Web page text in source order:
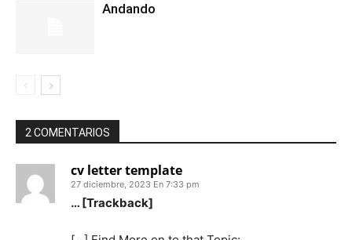
Andando
2 COMENTARIOS
cv letter template
27 diciembre, 2023 En 7:33 pm
… [Trackback]